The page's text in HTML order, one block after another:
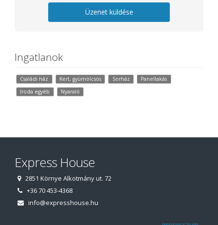
Üzenet küldése
Ingatlanok
Családi ház Kert, gyümölcsös Sorház
Panellakás
Iroda egyéb
Nyaraló
Express House
2851 Környe Alkotmány ut. 72
+36 70 453-4368
info@expresshouse.hu